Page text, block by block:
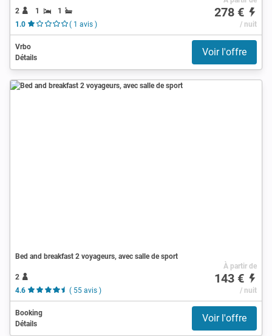
2 1
1
1.0
( 1 avis )
278 €
/ nuit
Vrbo
Détails
Voir l'offre
Bed and breakfast 2 voyageurs, avec salle de sport
2
4.6
( 55 avis )
À partir de
143 €
/ nuit
Booking
Détails
Voir l'offre